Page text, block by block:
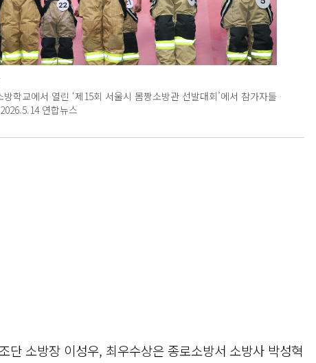
학교에서 열린 ‘제15회 서울시 몸짱소방관 선발대회’에서 참가자들
연합뉴스
단 소방장 이성우, 최우수상은 종로소방서 소방사 박성혁